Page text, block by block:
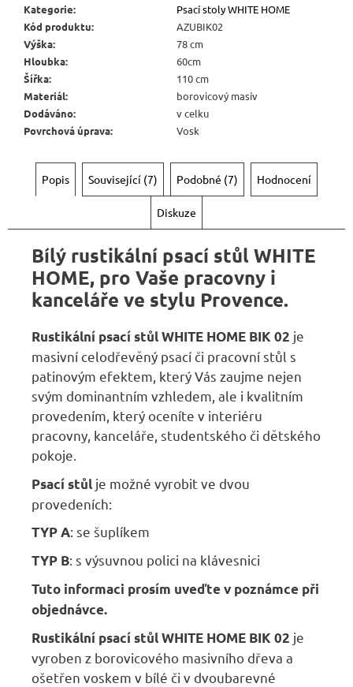
Kategorie:
Psací stoly WHITE HOME
Kód produktu:
AZUBIK02
Výška:
78 cm
Hloubka:
60cm
Šířka:
110 cm
Materiál:
borovicový masív
Dodáváno:
v celku
Povrchová úprava: Vosk
Popis Související (7) Podobné (7) Hodnocení
Diskuze
Bílý rustikální psací stůl WHITE
HOME, pro Vaše pracovny i
kanceláře ve stylu Provence.
Rustikální psací stůl WHITE HOME BIK 02 je
masivní celodřevěný psací či pracovní stůl s
patinovým efektem, který Vás zaujme nejen
svým dominantním vzhledem, ale i kvalitním
provedením, který oceníte v interiéru
pracovny, kanceláře, studentského či dětského
pokoje.
Psací stůl je možné vyrobit ve dvou
provedeních:
TYP A: se šuplíkem
TYP B: s výsuvnou polici na klávesnici
Tuto informaci prosím uveďte v poznámce při
objednávce.
Rustikální psací stůl WHITE HOME BIK 02 je
vyroben z borovicového masivního dřeva a
ošetřen voskem v bílé či v dvoubarevné